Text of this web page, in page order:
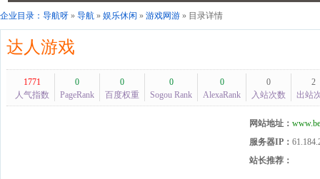
企业目录： 导航呀 » 导航 » 娱乐休闲 » 游戏网游 » 目录详情
达人游戏
1771
人气指数
0
PageRank
0
百度权重
0
Sogou Rank
0
AlexaRank
0
入站次数
2
出站
网站地址：
服务器IP：
站长推荐：